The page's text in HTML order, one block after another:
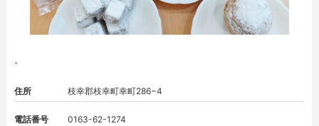
。
住所 枝幸郡枝幸町幸町286−4
電話番号 0163-62-1274